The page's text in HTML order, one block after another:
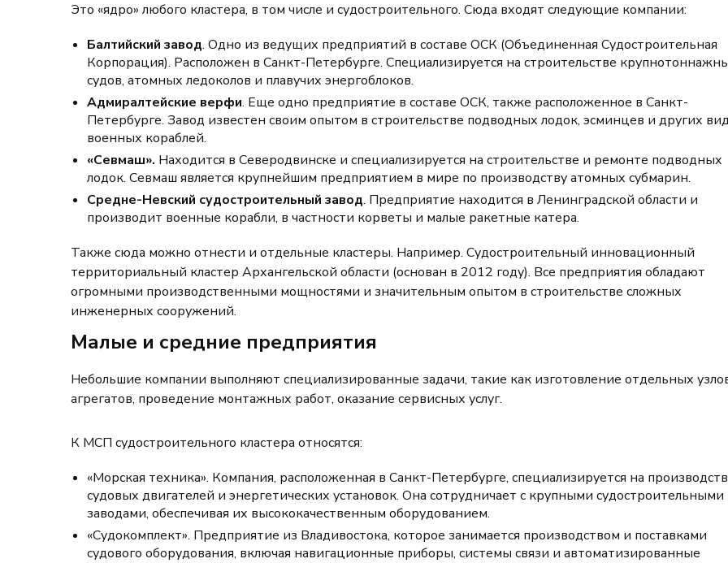
Это «ядро» любого кластера, в том числе и судостроительного. Сюда входят следующие компании:
Балтийский завод. Одно из ведущих предприятий в составе ОСК (Объединенная Судостроительная
Корпорация). Расположен в Санкт-Петербурге. Специализируется на строительстве
судов, атомных ледоколов и плавучих энергоблоков.
Адмиралтейские верфи. Еще одно предприятие в составе ОСК, также расположенное в Санкт-
Петербурге. Завод известен своим опытом в строительстве подводных лодок, эсминцев и других
военных кораблей.
«Севмаш». Находится в Северодвинске и специализируется на строительстве и ремонте подводных
лодок. Севмаш является крупнейшим предприятием в мире по производству атомных субмарин.
Средне-Невский судостроительный завод. Предприятие находится в Ленинградской области и
производит военные корабли, в частности корветы и малые ракетные катера.
Также сюда можно отнести и отдельные кластеры. Например. Судостроительный инновационный
территориальный кластер Архангельской области (основан в 2012 году). Все предприятия обладают
огромными производственными мощностями и значительным опытом в строительстве сложных
инженерных сооружений.
Малые и средние предприятия
Небольшие компании выполняют специализированные задачи, такие как изготовление отдельных
агрегатов, проведение монтажных работ, оказание сервисных услуг.
К МСП судостроительного кластера относятся:
«Морская техника». Компания, расположенная в Санкт-Петербурге, специализируется на
судовых двигателей и энергетических установок. Она сотрудничает с крупными судостроительными
заводами, обеспечивая их высококачественным оборудованием.
«Судокомплект». Предприятие из Владивостока, которое занимается производством и поставками
судового оборудования, включая навигационные приборы, системы связи и автоматизированные